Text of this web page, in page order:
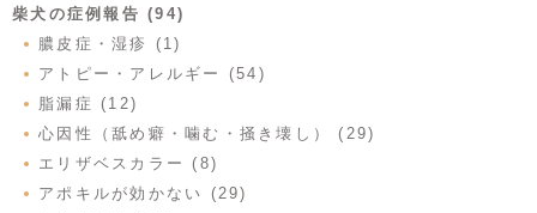
柴犬の症例報告 (94)
膿皮症・湿疹 (1)
アトピー・アレルギー (54)
脂漏症 (12)
心因性（舐め癖・噛む・掻き壊し） (29)
エリザベスカラー (8)
アポキルが効かない (29)